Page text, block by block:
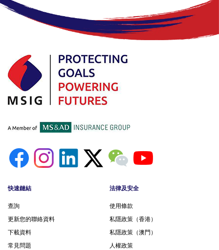
Footer menu
快速鏈結
查詢
更新您的聯絡資料
下載資料
常見問題
法律及安全
使用條款
私隱政策（香港）
私隱政策（澳門）
人權政策